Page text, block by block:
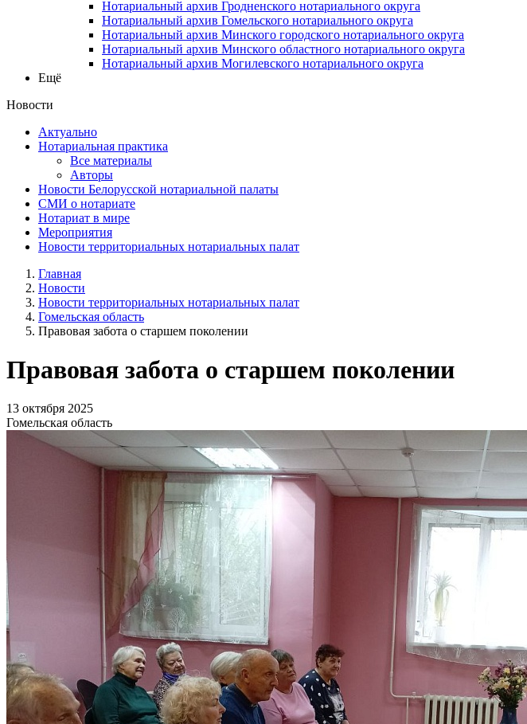
Нотариальный архив Гродненского нотариального округа
Нотариальный архив Гомельского нотариального округа
Нотариальный архив Минского городского нотариального округа
Нотариальный архив Минского областного нотариального округа
Нотариальный архив Могилевского нотариального округа
Ещё
Новости
Актуально
Нотариальная практика
Все материалы
Авторы
Новости Белорусской нотариальной палаты
СМИ о нотариате
Нотариат в мире
Мероприятия
Новости территориальных нотариальных палат
Главная
Новости
Новости территориальных нотариальных палат
Гомельская область
Правовая забота о старшем поколении
Правовая забота о старшем поколении
13 октября 2025
Гомельская область